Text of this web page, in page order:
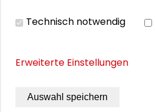
Christian Herzig
Maximilian Shaikh-Yousef
Technisch notwendig
Erweiterte Einstellungen
Auswahl speichern